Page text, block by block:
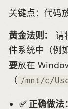
关键点：代码
黄金法则：
请
件系统中（例
要放在
（ /mnt/c/
✅ 正确做法：